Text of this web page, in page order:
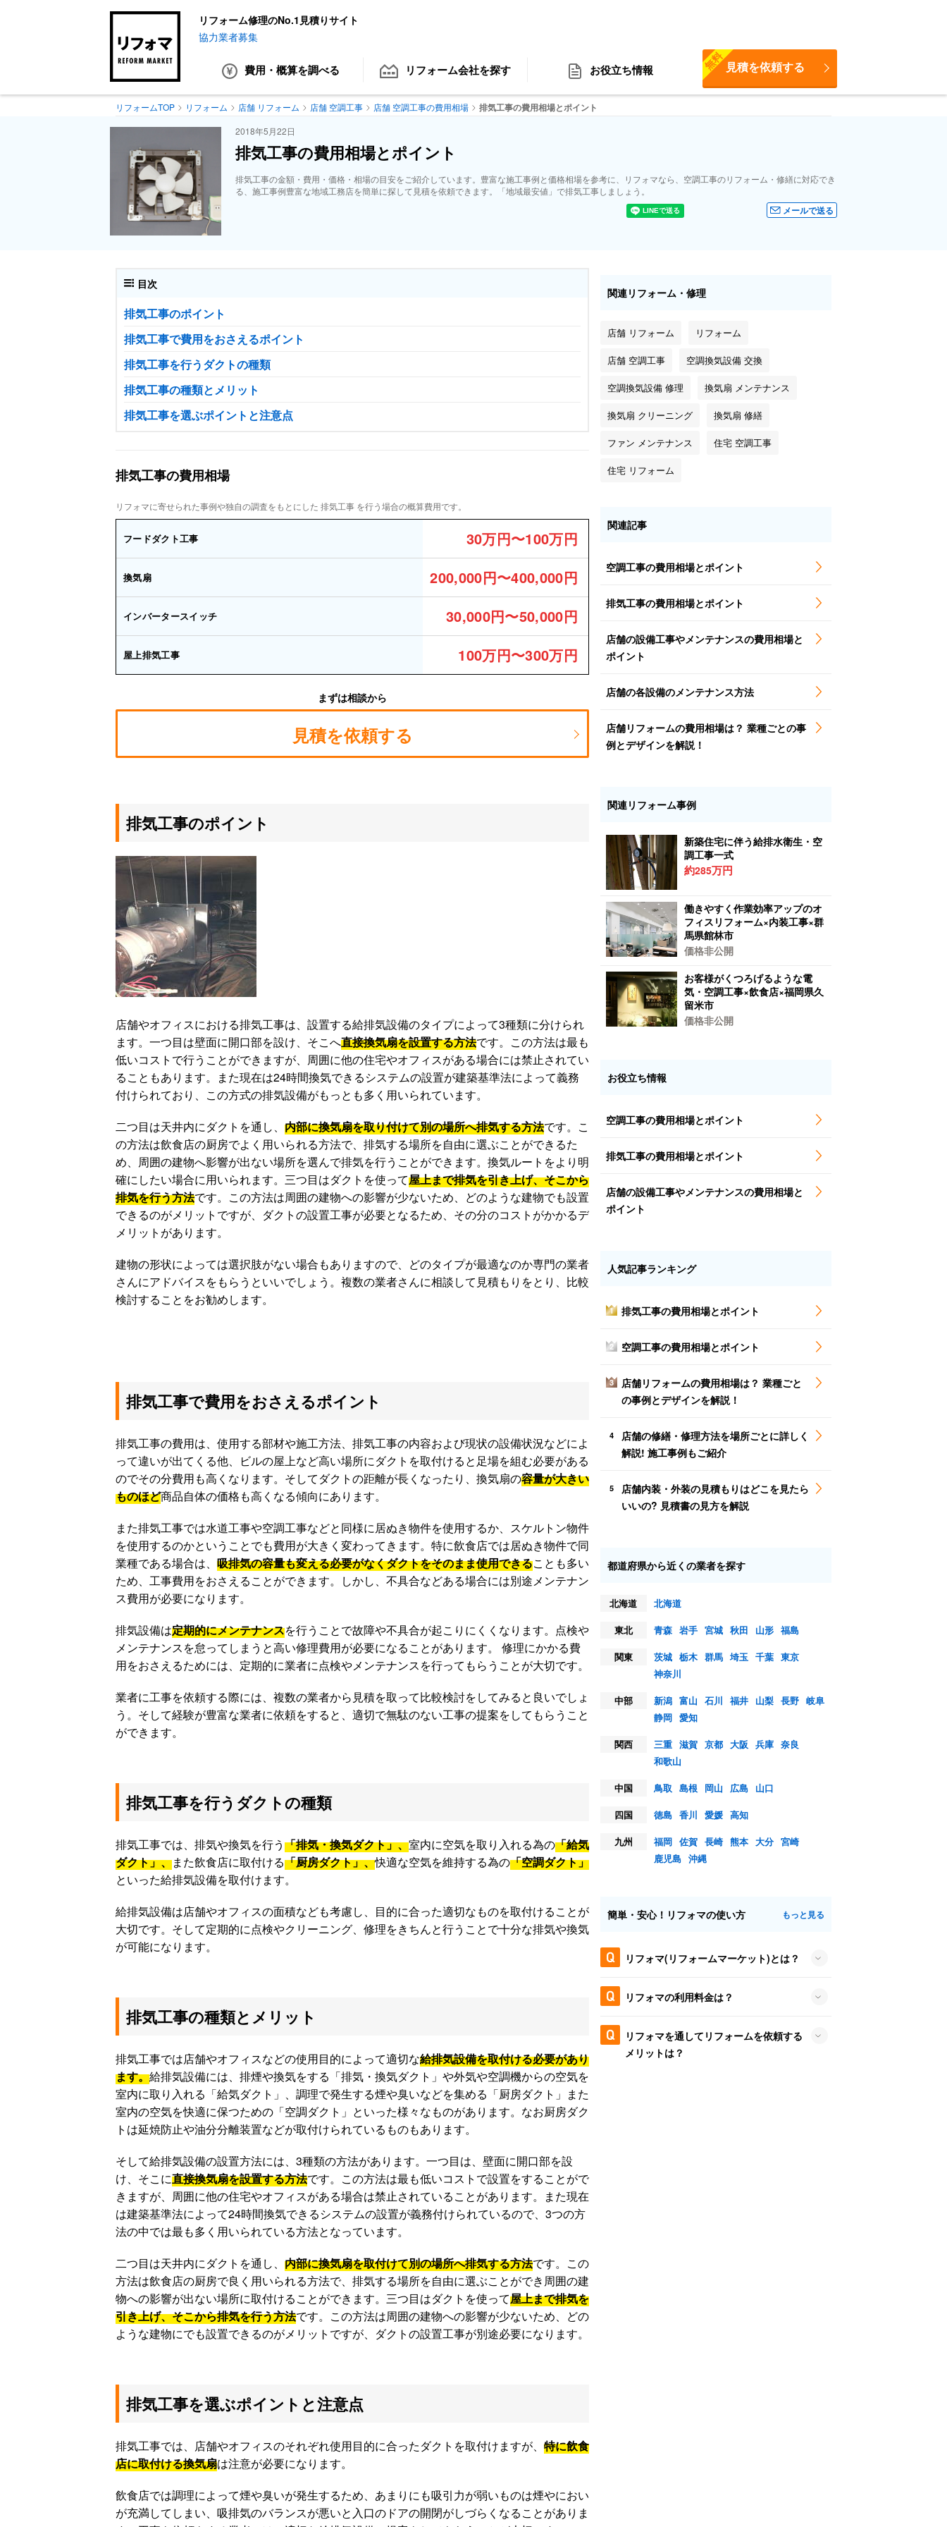
リフォーム修理のNo.1見積りサイト
協力業者募集
費用・概算を調べる リフォーム会社を探す お役立ち情報 見積を依頼する
無料
リフォームTOP リフォーム 店舗 リフォーム 店舗 空調工事 店舗 空調工事の費用相場 排気工事の費用相場とポイント
2018年5月22日
排気工事の費用相場とポイント
排気工事の金額・費用・価格・相場の目安をご紹介しています。豊富な施工事例と価格相場を参考に、リフォマなら、空調工事のリフォーム・修繕に対応でき
る、施工事例豊富な地域工務店を簡単に探して見積を依頼できます。「地域最安値」で排気工事しましょう。
メールで送る
目次
排気工事のポイント
排気工事で費用をおさえるポイント
排気工事を行うダクトの種類
排気工事の種類とメリット
排気工事を選ぶポイントと注意点
排気工事の費用相場
リフォマに寄せられた事例や独自の調査をもとにした 排気工事 を行う場合の概算費用です。
フードダクト工事 30万円〜100万円
換気扇 200,000円〜400,000円
インバータースイッチ 30,000円〜50,000円
屋上排気工事 100万円〜300万円
まずは相談から
見積を依頼する
排気工事のポイント
店舗やオフィスにおける排気工事は、設置する給排気設備のタイプによって3種類に分けられ
ます。一つ目は壁面に開口部を設け、そこへ直接換気扇を設置する方法です。この方法は最も
低いコストで行うことができますが、周囲に他の住宅やオフィスがある場合には禁止されてい
ることもあります。また現在は24時間換気できるシステムの設置が建築基準法によって義務
付けられており、この方式の排気設備がもっとも多く用いられています。
二つ目は天井内にダクトを通し、 内部に換気扇を取り付けて別の場所へ排気する方法です。こ
の方法は飲食店の厨房でよく用いられる方法で、排気する場所を自由に選ぶことができるた
め、周囲の建物へ影響が出ない場所を選んで排気を行うことができます。換気ルートをより明
確にしたい場合に用いられます。三つ目はダクトを使って屋上まで排気を引き上げ、そこから
排気を行う方法です。この方法は周囲の建物への影響が少ないため、どのような建物でも設置
できるのがメリットですが、ダクトの設置工事が必要となるため、その分のコストがかかるデ
メリットがあります。
建物の形状によっては選択肢がない場合もありますので、どのタイプが最適なのか専門の業者
さんにアドバイスをもらうといいでしょう。複数の業者さんに相談して見積もりをとり、比較
検討することをお勧めします。
排気工事で費用をおさえるポイント
排気工事の費用は、使用する部材や施工方法、排気工事の内容および現状の設備状況などによ
って違いが出てくる他、ビルの屋上など高い場所にダクトを取付けると足場を組む必要がある
のでその分費用も高くなります。そしてダクトの距離が長くなったり、換気扇の容量が大きい
ものほど商品自体の価格も高くなる傾向にあります。
また排気工事では水道工事や空調工事などと同様に居ぬき物件を使用するか、スケルトン物件
を使用するのかということでも費用が大きく変わってきます。特に飲食店では居ぬき物件で同
業種である場合は、 吸排気の容量も変える必要がなくダクトをそのまま使用できることも多い
ため、工事費用をおさえることができます。しかし、不具合などある場合には別途メンテナン
ス費用が必要になります。
排気設備は定期的にメンテナンスを行うことで故障や不具合が起こりにくくなります。点検や
メンテナンスを怠ってしまうと高い修理費用が必要になることがあります。 修理にかかる費
用をおさえるためには、定期的に業者に点検やメンテナンスを行ってもらうことが大切です。
業者に工事を依頼する際には、複数の業者から見積を取って比較検討をしてみると良いでしょ
う。そして経験が豊富な業者に依頼をすると、適切で無駄のない工事の提案をしてもらうこと
ができます。
排気工事を行うダクトの種類
排気工事では、排気や換気を行う「排気・換気ダクト」、室内に空気を取り入れる為の「給気
ダクト」、また飲食店に取付ける「厨房ダクト」、快適な空気を維持する為の「空調ダクト」
といった給排気設備を取付けます。
給排気設備は店舗やオフィスの面積なども考慮し、目的に合った適切なものを取付けることが
大切です。そして定期的に点検やクリーニング、修理をきちんと行うことで十分な排気や換気
が可能になります。
排気工事の種類とメリット
排気工事では店舗やオフィスなどの使用目的によって適切な給排気設備を取付ける必要があり
ます。給排気設備には、排煙や換気をする「排気・換気ダクト」や外気や空調機からの空気を
室内に取り入れる「給気ダクト」、調理で発生する煙や臭いなどを集める「厨房ダクト」また
室内の空気を快適に保つための「空調ダクト」といった様々なものがあります。なお厨房ダク
トは延焼防止や油分分離装置などが取付けられているものもあります。
そして給排気設備の設置方法には、3種類の方法があります。一つ目は、壁面に開口部を設
け、そこに直接換気扇を設置する方法です。この方法は最も低いコストで設置をすることがで
きますが、周囲に他の住宅やオフィスがある場合は禁止されていることがあります。また現在
は建築基準法によって24時間換気できるシステムの設置が義務付けられているので、3つの方
法の中では最も多く用いられている方法となっています。
二つ目は天井内にダクトを通し、 内部に換気扇を取付けて別の場所へ排気する方法です。この
方法は飲食店の厨房で良く用いられる方法で、排気する場所を自由に選ぶことができ周囲の建
物への影響が出ない場所に取付けることができます。三つ目はダクトを使って屋上まで排気を
引き上げ、そこから排気を行う方法です。この方法は周囲の建物への影響が少ないため、どの
ような建物にでも設置できるのがメリットですが、ダクトの設置工事が別途必要になります。
排気工事を選ぶポイントと注意点
排気工事では、店舗やオフィスのそれぞれ使用目的に合ったダクトを取付けますが、 特に飲食
店に取付ける換気扇は注意が必要になります。
飲食店では調理によって煙や臭いが発生するため、あまりにも吸引力が弱いものは煙やにおい
が充満してしまい、吸排気のバランスが悪いと入口のドアの開閉がしづらくなることがありま
関連リフォーム・修理
店舗 リフォーム リフォーム
店舗 空調工事 空調換気設備 交換
空調換気設備 修理 換気扇 メンテナンス
換気扇 クリーニング 換気扇 修繕
ファン メンテナンス 住宅 空調工事
住宅 リフォーム
関連記事
空調工事の費用相場とポイント
排気工事の費用相場とポイント
店舗の設備工事やメンテナンスの費用相場と
ポイント
店舗の各設備のメンテナンス方法
店舗リフォームの費用相場は？ 業種ごとの事
例とデザインを解説！
関連リフォーム事例
新築住宅に伴う給排水衛生・空
調工事一式
約285万円
働きやすく作業効率アップのオ
フィスリフォーム×内装工事×群
馬県館林市
価格非公開
お客様がくつろげるような電
気・空調工事×飲食店×福岡県久
留米市
価格非公開
お役立ち情報
空調工事の費用相場とポイント
排気工事の費用相場とポイント
店舗の設備工事やメンテナンスの費用相場と
ポイント
人気記事ランキング
1 排気工事の費用相場とポイント
2 空調工事の費用相場とポイント
3
店舗リフォームの費用相場は？ 業種ごと
の事例とデザインを解説！
4
店舗の修繕・修理方法を場所ごとに詳しく
解説! 施工事例もご紹介
5
店舗内装・外装の見積もりはどこを見たら
いいの? 見積書の見方を解説
都道府県から近くの業者を探す
北海道
北海道
東北
青森 岩手 宮城 秋田 山形 福島
関東
茨城 栃木 群馬 埼玉 千葉 東京
神奈川
中部
新潟 富山 石川 福井 山梨 長野 岐阜
静岡 愛知
関西
三重 滋賀 京都 大阪 兵庫 奈良
和歌山
中国
鳥取 島根 岡山 広島
山口
四国
徳島 香川 愛媛 高知
九州
福岡 佐賀 長崎 熊本 大分 宮崎
鹿児島 沖縄
簡単・安心！リフォマの使い方 もっと見る
リフォマ(リフォームマーケット)とは？
リフォマの利用料金は？
リフォマを通してリフォームを依頼する
メリットは？